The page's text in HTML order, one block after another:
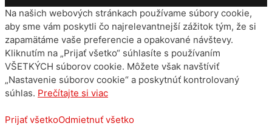
Na našich webových stránkach používame súbory cookie,
aby sme vám poskytli čo najrelevantnejší zážitok tým, že si
zapamätáme vaše preferencie a opakované návštevy.
Kliknutím na „Prijať všetko“ súhlasíte s používaním
VŠETKÝCH súborov cookie. Môžete však navštíviť
„Nastavenie súborov cookie“ a poskytnúť kontrolovaný
súhlas. Prečítajte si viac
Prijať všetkoOdmietnuť všetko